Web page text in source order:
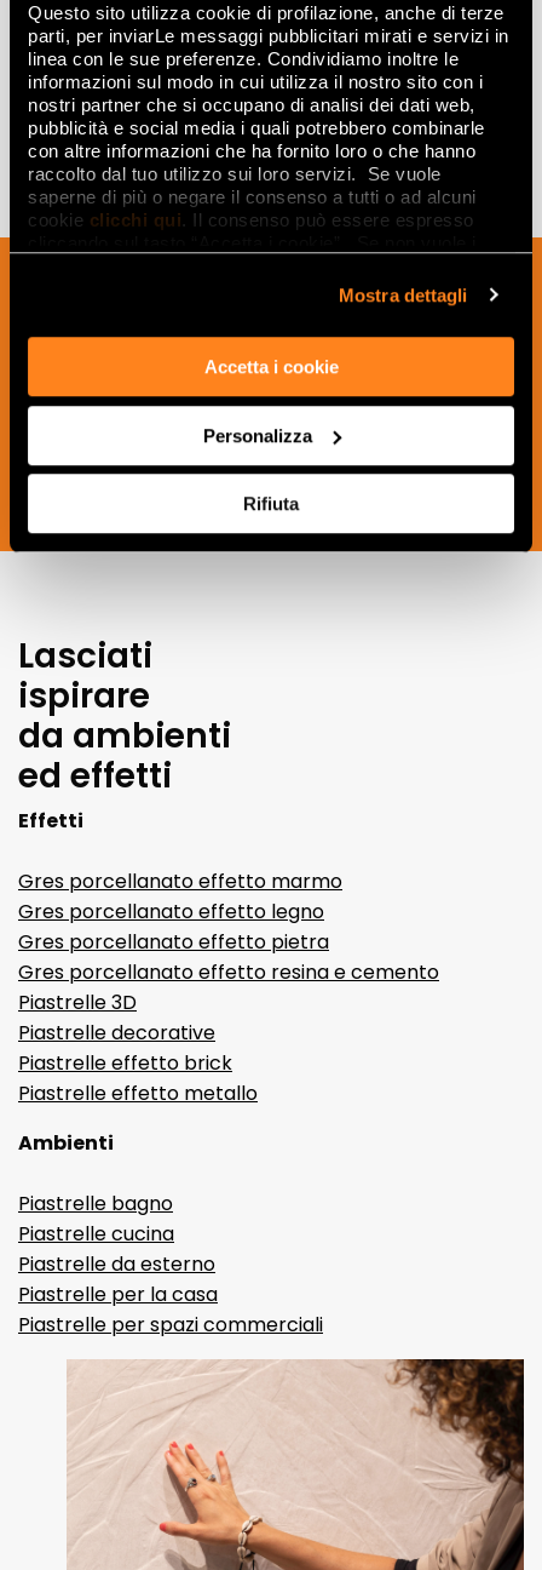
Questo sito utilizza cookie di profilazione, anche di terze
parti, per inviarLe messaggi pubblicitari mirati e servizi in
linea con le sue preferenze. Condividiamo inoltre le
informazioni sul modo in cui utilizza il nostro sito con i
nostri partner che si occupano di analisi dei dati web,
pubblicità e social media i quali potrebbero combinarle
con altre informazioni che ha fornito loro o che hanno
raccolto dal tuo utilizzo sui loro servizi. Se vuole
saperne di più o negare il consenso a tutti o ad alcuni
cookie clicchi qui. Il consenso può essere espresso
Mostra dettagli
Accetta i cookie
Personalizza
Rifiuta
BEIGE MOSAICO ANTICATO
30,5x30,5
an, um Neuigkeiten, Aktualisierungen
und kreative Ideen aus der Welt der
Keramik und des Interior Designs zu
erhalten.
Lasciati
ispirare
da ambienti
ed effetti
Effetti
Gres porcellanato effetto marmo
Gres porcellanato effetto legno
Gres porcellanato effetto pietra
Gres porcellanato effetto resina e cemento
Piastrelle 3D
Piastrelle decorative
Piastrelle effetto brick
Piastrelle effetto metallo
Ambienti
Piastrelle bagno
Piastrelle cucina
Piastrelle da esterno
Piastrelle per la casa
Piastrelle per spazi commerciali